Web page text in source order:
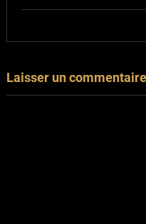
Laisser un commentaire